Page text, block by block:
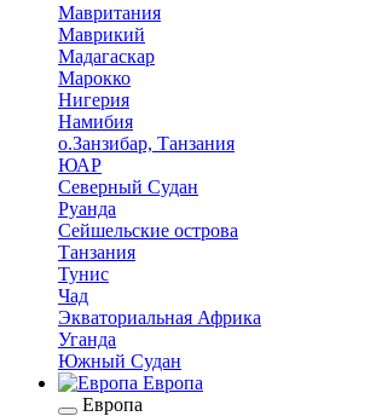
Мавритания
Маврикий
Мадагаскар
Марокко
Нигерия
Намибия
о.Занзибар, Танзания
ЮАР
Северный Судан
Руанда
Сейшельские острова
Танзания
Тунис
Чад
Экваториальная Африка
Уганда
Южный Судан
Европа
Европа